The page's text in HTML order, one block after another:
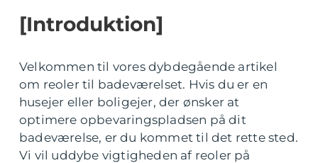
[Introduktion]
Velkommen til vores dybdegående artikel
om reoler til badeværelset. Hvis du er en
husejer eller boligejer, der ønsker at
optimere opbevaringspladsen på dit
badeværelse, er du kommet til det rette sted.
Vi vil uddybe vigtigheden af reoler på